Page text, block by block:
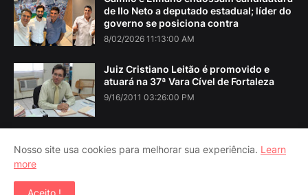
de Ilo Neto a deputado estadual; líder do
governo se posiciona contra
8/02/2026 11:13:00 AM
Juiz Cristiano Leitão é promovido e
atuará na 37ª Vara Cível de Fortaleza
9/16/2011 03:26:00 PM
Nosso site usa cookies para melhorar sua experiência. Learn
more
Aceito !